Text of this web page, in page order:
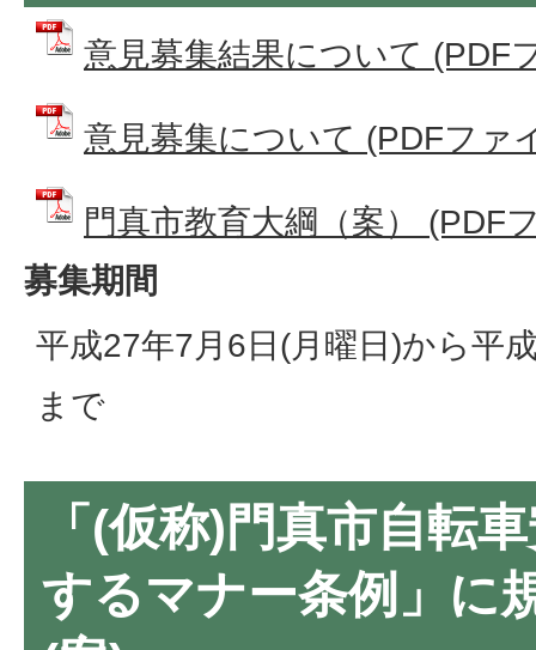
意見募集結果について (PDF
意見募集について (PDFファ
門真市教育大綱（案） (PDF
募集期間
平成27年7月6日(月曜日)から平
まで
「(仮称)門真市自転
するマナー条例」に